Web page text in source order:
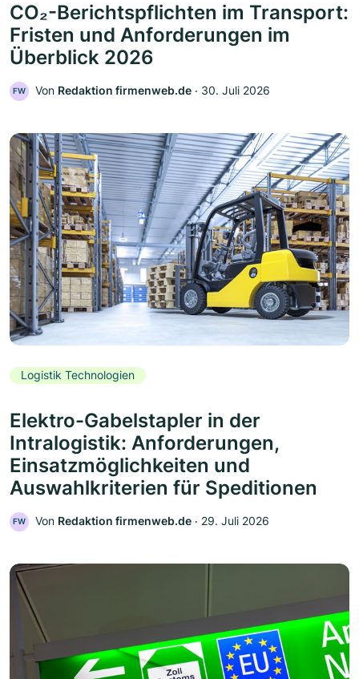
CO₂-Berichtspflichten im Transport:
Fristen und Anforderungen im
Überblick 2026
FW Von Redaktion firmenweb.de ‧ 30. Juli 2026
Logistik Technologien
Elektro-Gabelstapler in der
Intralogistik: Anforderungen,
Einsatzmöglichkeiten und
Auswahlkriterien für Speditionen
FW Von Redaktion firmenweb.de ‧ 29. Juli 2026